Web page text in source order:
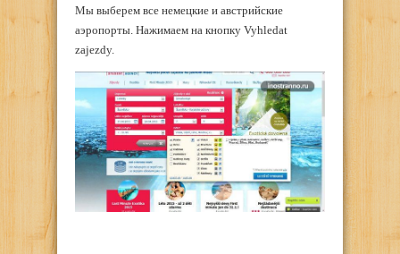
Мы выберем все немецкие и австрийские
аэропорты. Нажимаем на кнопку Vyhledat
zajezdy.